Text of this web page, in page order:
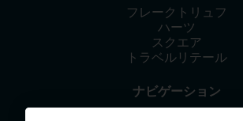
フレークトリュフ
ハーツ
スクエア
トラベルリテール
ナビゲーション